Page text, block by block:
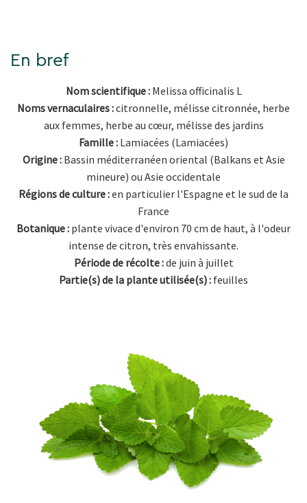
En bref
Nom scientifique :Melissa officinalis L
Noms vernaculaires :citronnelle, mélisse citronnée, herbe
aux femmes, herbe au cœur, mélisse des jardins
Famille : Lamiacées (Lamiacées)
Origine :Bassin méditerranéen oriental (Balkans et Asie
mineure) ou Asie occidentale
Régions de culture :en particulier l'Espagne et le sud de la
France
Botanique : plante vivace d'environ 70 cm de haut, à l'odeur
intense de citron, très envahissante.
Période de récolte :de juin à juillet
Partie(s) de la plante utilisée(s) : feuilles